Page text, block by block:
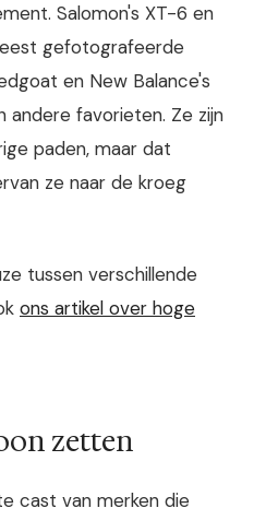
Salomon's XT-6 en
gefotografeerde
en New Balance's
andere favorieten. Ze zijn
paden, maar dat
ze naar de kroeg
tussen verschillende
ons artikel over hoge
zetten
cast van merken die